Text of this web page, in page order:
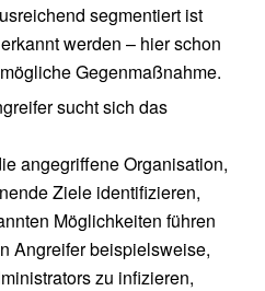
segmentiert ist
werden – hier schon
Gegenmaßnahme.
sucht sich das
angegriffene Organisation,
Ziele identifizieren,
Möglichkeiten führen
Angreifer beispielsweise,
zu infizieren,